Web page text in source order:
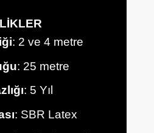
: 2 ve 4 metre
: 25 metre
: 5 Yıl
: SBR Latex